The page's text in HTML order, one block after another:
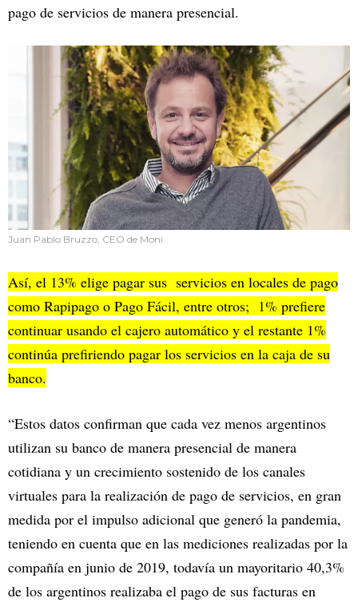
pago de servicios de manera presencial.
Juan Pablo Bruzzo, CEO de Moni
Así, el 13% elige pagar sus servicios en locales de pago
como Rapipago o Pago Fácil, entre otros; 1% prefiere
continuar usando el cajero automático y el restante 1%
continúa prefiriendo pagar los servicios en la caja de su
banco.
“Estos datos confirman que cada vez menos argentinos
utilizan su banco de manera presencial de manera
cotidiana y un crecimiento sostenido de los canales
virtuales para la realización de pago de servicios, en gran
medida por el impulso adicional que generó la pandemia,
teniendo en cuenta que en las mediciones realizadas por la
compañía en junio de 2019, todavía un mayoritario 40,3%
de los argentinos realizaba el pago de sus facturas en